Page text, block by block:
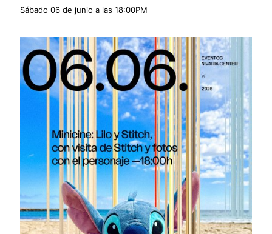
Sábado 06 de junio a las 18:00PM